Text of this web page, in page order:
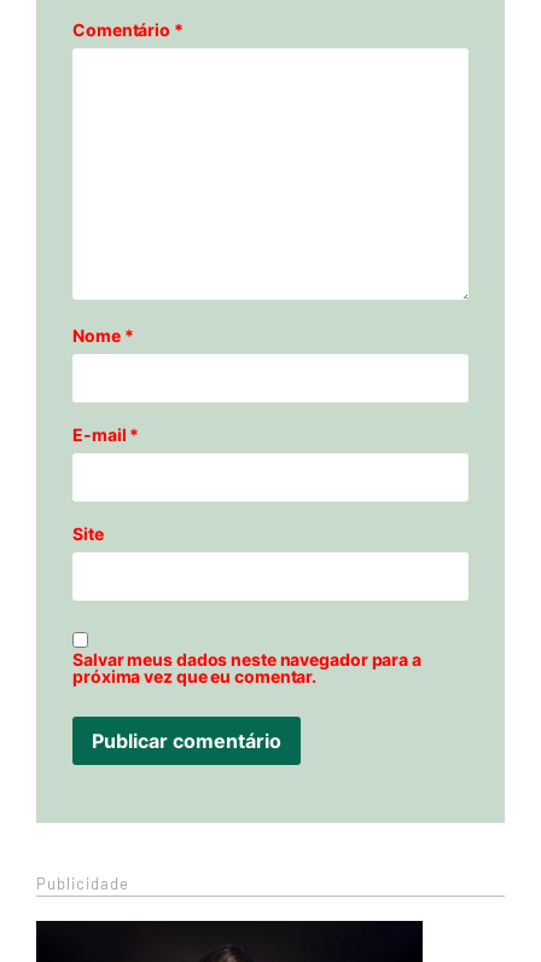
Comentário *
Nome *
E-mail *
Site
Salvar meus dados neste navegador para a
próxima vez que eu comentar.
Publicidade